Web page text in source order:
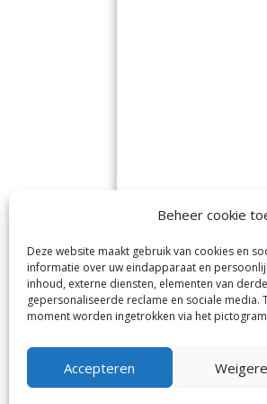
Beheer cookie
Deze website maakt gebruik van cookies en
informatie over uw eindapparaat en
inhoud, externe diensten, elementen van
gepersonaliseerde reclame en sociale media.
moment worden ingetrokken via het
Accepteren
De Nieuwe Meerbode
Visserstraat 10
1431 GJ Aalsmeer
0297-341900
info@meerbode.nl